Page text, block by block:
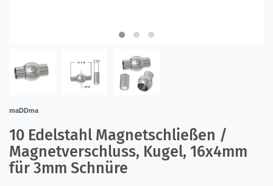
maDDma
10 Edelstahl Magnetschließen /
Magnetverschluss, Kugel, 16x4mm
für 3mm Schnüre